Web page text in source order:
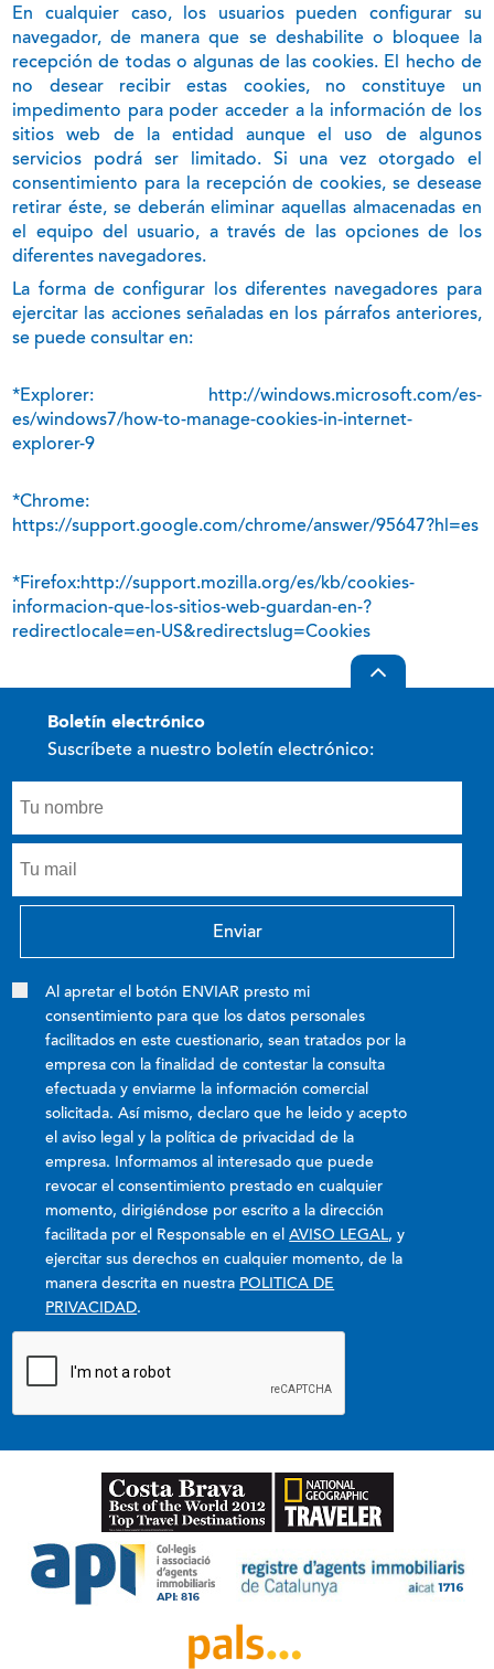
En cualquier caso, los usuarios pueden configurar su
navegador, de manera que se deshabilite o bloquee la
recepción de todas o algunas de las cookies. El hecho de
no desear recibir estas cookies, no constituye un
impedimento para poder acceder a la información de los
sitios web de la entidad aunque el uso de algunos
servicios podrá ser limitado. Si una vez otorgado el
consentimiento para la recepción de cookies, se desease
retirar éste, se deberán eliminar aquellas almacenadas en
el equipo del usuario, a través de las opciones de los
diferentes navegadores.
La forma de configurar los diferentes navegadores para
ejercitar las acciones señaladas en los párrafos anteriores,
se puede consultar en:
*Explorer: http://windows.microsoft.com/es-
es/windows7/how-to-manage-cookies-in-internet-
explorer-9
*Chrome:
https://support.google.com/chrome/answer/95647?hl=es
*Firefox:http://support.mozilla.org/es/kb/cookies-
informacion-que-los-sitios-web-guardan-en-?
redirectlocale=en-US&redirectslug=Cookies
boletín electrónico
Suscríbete a nuestro boletín electrónico:
Al apretar el botón ENVIAR presto mi
consentimiento para que los datos personales
facilitados en este cuestionario, sean tratados por la
empresa con la finalidad de contestar la consulta
efectuada y enviarme la información comercial
solicitada. Así mismo, declaro que he leido y acepto
el aviso legal y la política de privacidad de la
empresa. Informamos al interesado que puede
revocar el consentimiento prestado en cualquier
momento, dirigiéndose por escrito a la dirección
facilitada por el Responsable en elAVISO LEGAL, y
ejercitar sus derechos en cualquier momento, de la
manera descrita en nuestra POLITICA DE
PRIVACIDAD.